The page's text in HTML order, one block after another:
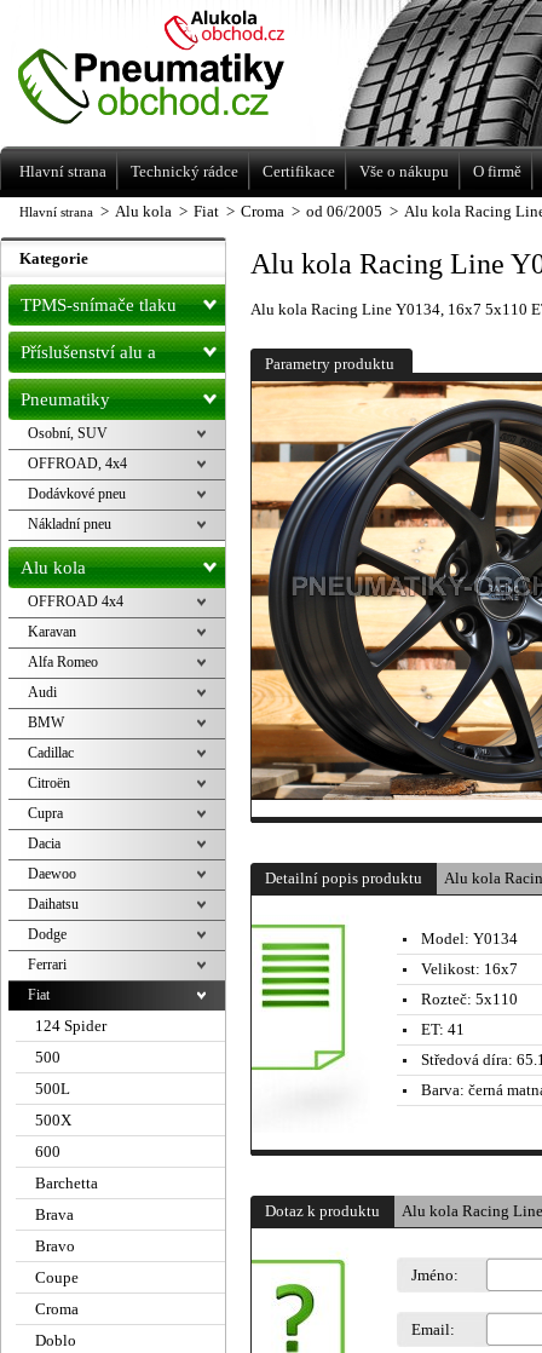
Hlavní strana > Alu kola > Fiat > Croma > od 06/2005 > Alu kola Racing
Alu kola Racing Line
Alu kola Racing Line Y0134, 16x7 5x110
Parametry produktu
Detailní popis produktu Alu kola
Model: Y0134
Velikost: 16x7
Rozteč: 5x110
ET: 41
Středová díra:
Barva: černá
Dotaz k produktu Alu kola Racing
Jméno:
Email:
Kategorie
TPMS-snímače tlaku
Příslušenství alu a
pneu
Pneumatiky
Osobní, SUV
OFFROAD, 4x4
Dodávkové pneu
Nákladní pneu
Alu kola
OFFROAD 4x4
Karavan
Alfa Romeo
Audi
BMW
Cadillac
Citroën
Cupra
Dacia
Daewoo
Daihatsu
Dodge
Ferrari
Fiat
124 Spider
500
500L
500X
600
Barchetta
Brava
Bravo
Coupe
Croma
Doblo
Levné pneumatiky letní, zimní, Alu kola
a litá kola Racing Line
Hlavní strana Technický rádce Certifikace Vše o nákupu O firmě